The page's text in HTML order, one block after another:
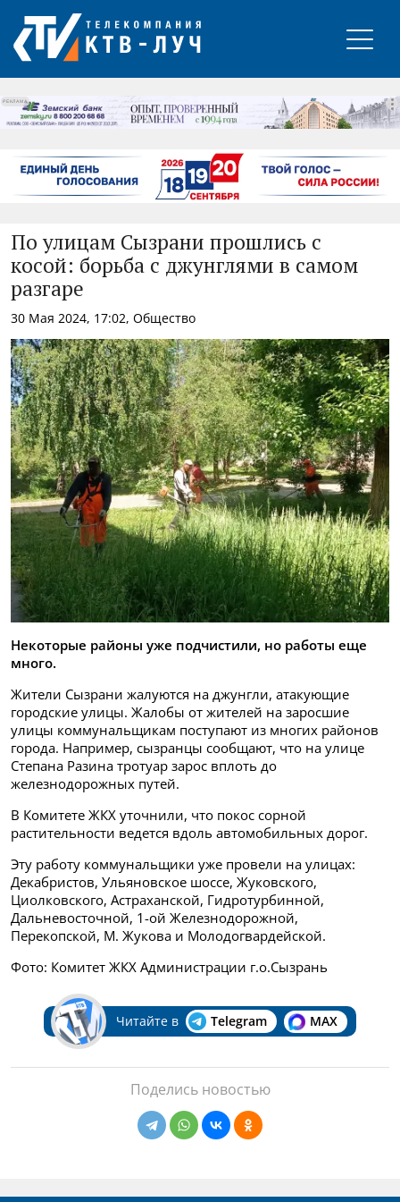
РЕКЛАМА
По улицам Сызрани прошлись с
косой: борьба с джунглями в самом
разгаре
30 Мая 2024, 17:02, Общество
Некоторые районы уже подчистили, но работы еще
много.
Жители Сызрани жалуются на джунгли, атакующие
городские улицы. Жалобы от жителей на заросшие
улицы коммунальщикам поступают из многих районов
города. Например, сызранцы сообщают, что на улице
Степана Разина тротуар зарос вплоть до
железнодорожных путей.
В Комитете ЖКХ уточнили, что покос сорной
растительности ведется вдоль автомобильных дорог.
Эту работу коммунальщики уже провели на улицах:
Декабристов, Ульяновское шоссе, Жуковского,
Циолковского, Астраханской, Гидротурбинной,
Дальневосточной, 1-ой Железнодорожной,
Перекопской, М. Жукова и Молодогвардейской.
Фото: Комитет ЖКХ Администрации г.о.Сызрань
Читайте в Telegram MAX
Поделись новостью